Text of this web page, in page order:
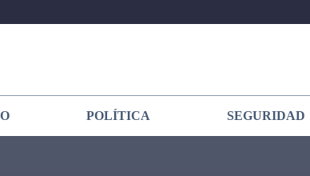
POLÍTICA SEGURIDAD